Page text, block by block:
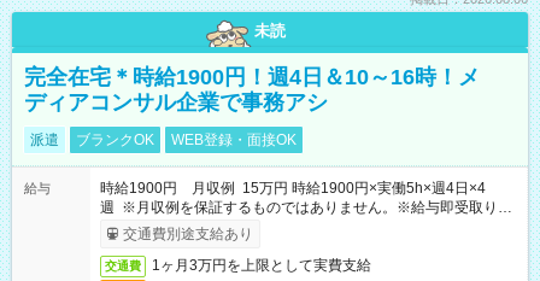
未読
完全在宅＊時給1900円！週4日＆10～16時！メ
ディアコンサル企業で事務アシ
派遣 ブランクOK WEB登録・面接OK
給与
時給1900円 月収例 15万円 時給1900円×実働5h×週4日×4
週 ※月収例を保証するものではありません。※給与即受取りサ
ービス利用可（利用条件有）
交通費別途支給あり
交通費 1ヶ月3万円を上限として実費支給